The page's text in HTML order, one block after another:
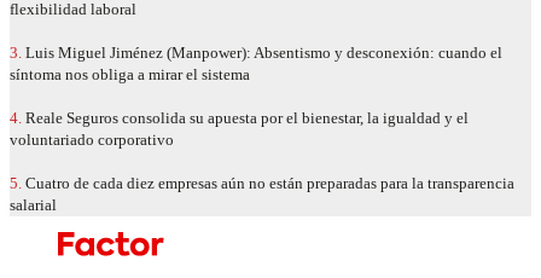
flexibilidad laboral
3. Luis Miguel Jiménez (Manpower): Absentismo y desconexión: cuando el
síntoma nos obliga a mirar el sistema
4. Reale Seguros consolida su apuesta por el bienestar, la igualdad y el
voluntariado corporativo
5. Cuatro de cada diez empresas aún no están preparadas para la transparencia
salarial